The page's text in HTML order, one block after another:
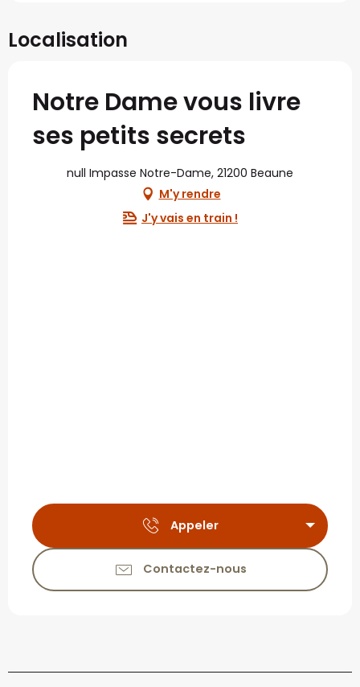
Localisation
Notre Dame vous livre
ses petits secrets
null Impasse Notre-Dame, 21200 Beaune
M'y rendre
J'y vais en train !
Appeler
Contactez-nous